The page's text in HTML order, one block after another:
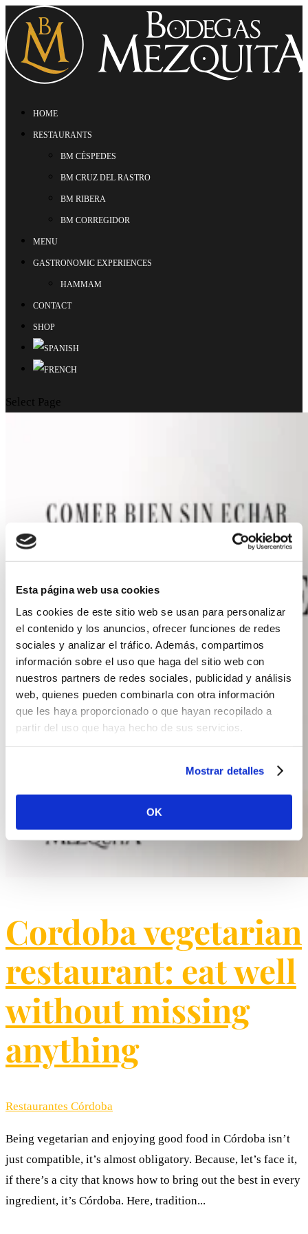
Esta página web usa cookies
Las cookies de este sitio web se usan para personalizar
el contenido y los anuncios, ofrecer funciones de redes
sociales y analizar el tráfico. Además, compartimos
información sobre el uso que haga del sitio web con
nuestros partners de redes sociales, publicidad y análisis
web, quienes pueden combinarla con otra información
que les haya proporcionado o que hayan recopilado a
partir del uso que haya hecho de sus servicios.
Mostrar detalles
OK
HOME
RESTAURANTS
BM CÉSPEDES
BM CRUZ DEL RASTRO
BM RIBERA
BM CORREGIDOR
MENU
GASTRONOMIC EXPERIENCES
HAMMAM
CONTACT
SHOP
Select Page
Cordoba vegetarian
restaurant​: eat well
without missing
anything
Restaurantes Córdoba
Being vegetarian and enjoying good food in Córdoba isn’t
just compatible, it’s almost obligatory. Because, let’s face it,
if there’s a city that knows how to bring out the best in every
ingredient, it’s Córdoba. Here, tradition...